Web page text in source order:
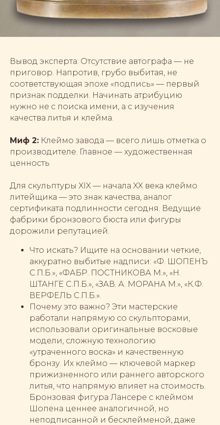
Вывод эксперта: Отсутствие автографа — не
приговор. Напротив, грубо выбитая, не
соответствующая эпохе «подпись» — первый
признак подделки. Начинать атрибуцию
нужно не с поиска имени, а с изучения
качества литья и клейма.
Миф 2: Клеймо завода — всего лишь отметка о
производителе. Главное — художественная
ценность
Для скульптуры XIX — начала XX века клеймо
литейщика — это знак качества, аналог
сертификата подлинности сегодня. Ведущие
фабрики бронзового бюста или фигуры
дорожили репутацией.
Что искать? Ищите на основании четкие,
аккуратно выбитые надписи: «Ф. ШОПЕНЪ
С.П.Б.», «ФАБР. ПОСТНИКОВА М.», «Н.
ШТАНГЕ С.П.Б.», «ЗАВ. А. МОРАНА М.», «К.Ф.
ВЕРФЕЛЬ С.П.Б.».
Почему это важно? Эти мастерские
работали напрямую со скульпторами,
использовали оригинальные восковые
модели, сложную технологию
«утраченного воска» и качественную
бронзу. Их клеймо — ключевой маркер
прижизненного или раннего авторского
литья, что напрямую влияет на стоимость.
Бронзовая фигура Лансере с клеймом
Шопена ценнее аналогичной, но
неподписанной и бесклейменой, даже